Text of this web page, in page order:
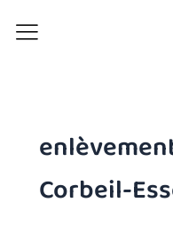
Corbeil-